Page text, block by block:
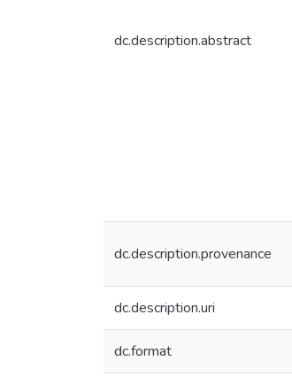
dc.description.abstract
dc.description.provenance
dc.description.uri
dc.format